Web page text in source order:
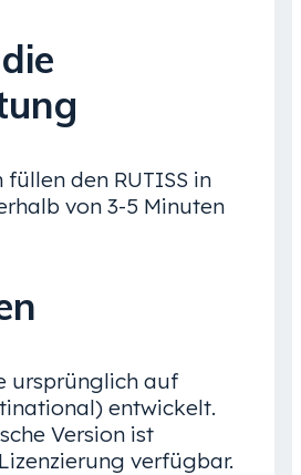
den RUTISS in
von 3-5 Minuten
ursprünglich auf
entwickelt.
Version ist
verfügbar.